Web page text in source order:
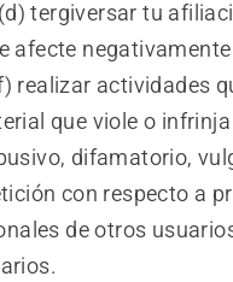
tergiversar tu
afecte
realizar actividades
que viole o infrinja
difamatorio,
con respecto a
de otros